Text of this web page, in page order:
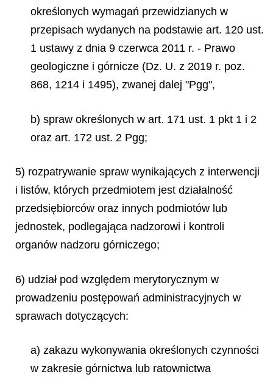
określonych wymagań przewidzianych w
przepisach wydanych na podstawie art. 120 ust.
1 ustawy z dnia 9 czerwca 2011 r. - Prawo
geologiczne i górnicze (Dz. U. z 2019 r. poz.
868, 1214 i 1495), zwanej dalej "Pgg",
b) spraw określonych w art. 171 ust. 1 pkt 1 i 2
oraz art. 172 ust. 2 Pgg;
5) rozpatrywanie spraw wynikających z interwencji
i listów, których przedmiotem jest działalność
przedsiębiorców oraz innych podmiotów lub
jednostek, podlegająca nadzorowi i kontroli
organów nadzoru górniczego;
6) udział pod względem merytorycznym w
prowadzeniu postępowań administracyjnych w
sprawach dotyczących:
a) zakazu wykonywania określonych czynności
w zakresie górnictwa lub ratownictwa